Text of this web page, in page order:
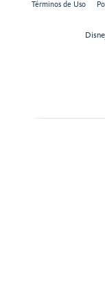
Términos de Uso